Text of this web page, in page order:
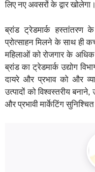
लिए नए अवसरों के द्वार खोलेगा।
ब्रांड ट्रेडमार्क हस्तांतरण
प्रोत्साहन मिलने के साथ ही
महिलाओं को रोजगार के अधिक
ब्रांड का ट्रेडमार्क उद्योग
दायरे और प्रभाव को और
उत्पादों को विश्वस्तरीय
और प्रभावी मार्केटिंग